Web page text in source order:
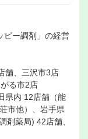
ピー調剤」の経営
舗、三沢市3店
る市2店
県内 12店舗（能
市他）、岩手県
剤薬局) 42店舗、